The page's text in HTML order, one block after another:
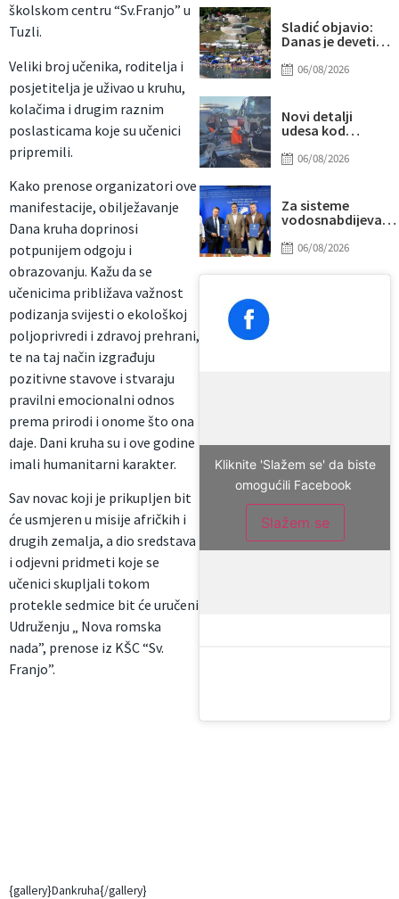
školskom centru “Sv.Franjo” u
Tuzli.
Veliki broj učenika, roditelja i
posjetitelja je uživao u kruhu,
kolačima i drugim raznim
poslasticama koje su učenici
pripremili.
Kako prenose organizatori ove
manifestacije, obilježavanje
Dana kruha doprinosi
potpunijem odgoju i
obrazovanju. Kažu da se
učenicima približava važnost
podizanja svijesti o ekološkoj
poljoprivredi i zdravoj prehrani,
te na taj način izgrađuju
pozitivne stavove i stvaraju
pravilni emocionalni odnos
prema prirodi i onome što ona
daje. Dani kruha su i ove godine
imali humanitarni karakter.
Sav novac koji je prikupljen bit
će usmjeren u misije afričkih i
drugih zemalja, a dio sredstava
i odjevni pridmeti koje se
učenici skupljali tokom
protekle sedmice bit će uručeni
Udruženju „ Nova romska
nada”, prenose iz KŠC “Sv.
Franjo”.
{gallery}Dankruha{/gallery}
Sladić objavio:
Danas je deveti
od 40 stepeni,
06/08/2026
Novi detalji
udesa kod
Preminuo
povrijeđenima i
beba
06/08/2026
Za sisteme
izdvojeno gotovo
06/08/2026
Kliknite 'Slažem se' da biste
omogućili Facebook
Slažem se